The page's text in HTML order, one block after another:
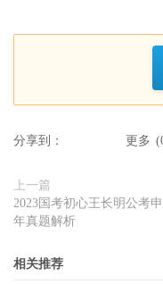
分享到： 更多 (
上一篇
2023国考初心王长明公考
年真题解析
相关推荐